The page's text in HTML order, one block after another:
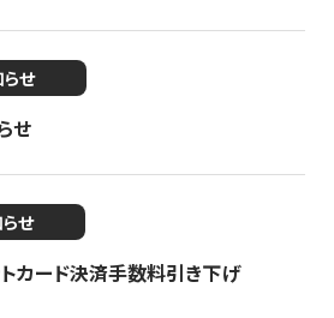
せ
せ
せ
カード決済手数料引き下げ